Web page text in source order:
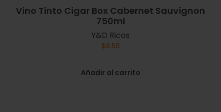
Vino Tinto Cigar Box Cabernet Sauvignon
750ml
Y&D Ricos
$8.50
Añadir al carrito